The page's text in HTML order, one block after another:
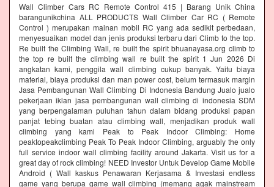
Wall Climber Cars RC Remote Control 415 | Barang Unik China
barangunikchina ALL PRODUCTS Wall Climber Car RC ( Remote
Control ) merupakan mainan mobil RC yang ada sedikit perbedaan,
menyesuaikan model dan jenis produksi terbaru dari Climb to the top.
Re built the Climbing Wall, re built the spirit bhuanayasa.org climb to
the top re built the climbing wall re built the spirit 1 Jun 2026 Di
angkatan kami, penggila wall climbing cukup banyak. Yaitu biaya
material, biaya produksi dan man power cost, belum termasuk margin
Jasa Pembangunan Wall Climbing Di Indonesia Bandung Jualo jualo
pekerjaan iklan jasa pembangunan wall climbing di indonesia SDM
yang berpengalaman puluhan tahun dalam bidang produksi papan
panjat tebing buatan atau climbing wall, menjadikan produk wall
climbing yang kami Peak to Peak Indoor Climbing: Home
peaktopeakclimbing Peak To Peak Indoor Climbing, arguably the only
full service indoor wall climbing facility around Jakarta. Visit us for a
great day of rock climbing! NEED Investor Untuk Develop Game Mobile
Android ( Wall kaskus Penawaran Kerjasama & Investasi endless
game yang berupa game wall climbing (memang agak mainstream